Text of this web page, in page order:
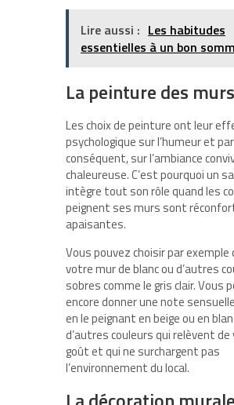
Lire aussi : Les habitudes
essentielles à un bon
La peinture des murs
Les choix de peinture ont leur
psychologique sur l’humeur et par
conséquent, sur l’ambiance
chaleureuse. C’est pourquoi un
intègre tout son rôle quand les
peignent ses murs sont
apaisantes.
Vous pouvez choisir par exemple
votre mur de blanc ou d’autres
sobres comme le gris clair. Vous
encore donner une note
en le peignant en beige ou en
d’autres couleurs qui relèvent
goût et qui ne surchargent pas
l’environnement du local.